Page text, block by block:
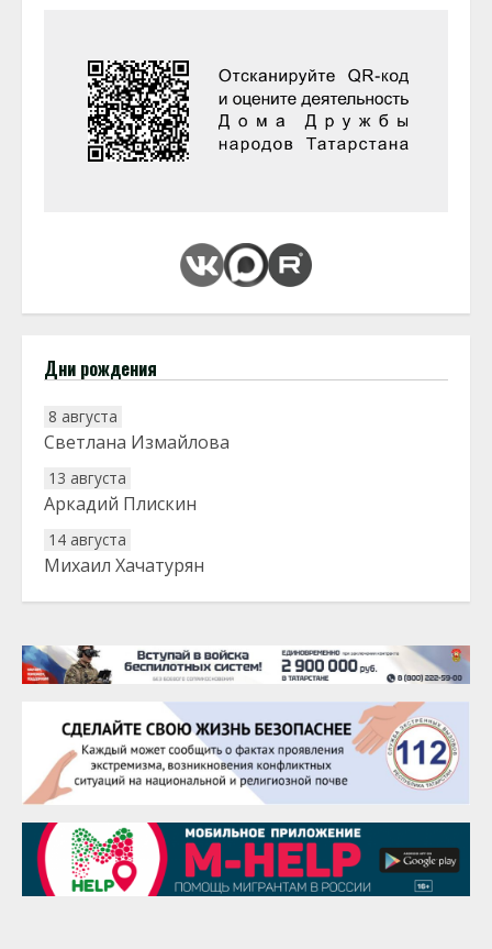
Дни рождения
8 августа
Светлана Измайлова
13 августа
Аркадий Плискин
14 августа
Михаил Хачатурян
20 августа
22 августа
Евгений Ефимов
25 августа
Сэсэгма Бубеева
28 августа
Чингиз Мустафаев
29 августа
Надежда Рослова